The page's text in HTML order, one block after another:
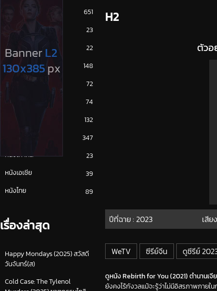
651
ซีรีย์จีน
23
ซีรีย์ญี่ปุ่น
22
ซีรีย์ฝรั่ง
148
ซีรีย์เกาหลี
72
74
132
347
หนังเกาหลี
23
หนังเอเชีย
39
หนังไทย
89
เรื่องล่าสุด
Happy Mondays (2025) สวัสดี
วันจันทร์(ส)
Cold Case: The Tylenol
H2
ตัวอ
ปีที่ฉาย : 2023 เสีย
WeTV ซีรีย์จีน ดูซีรีย์
ดูหนัง Rebirth for You (2021) ตำนานเจี
ยังคงไร้กังวลแม้จะรู้ว่าไม่มีอิสรภาพภายใ